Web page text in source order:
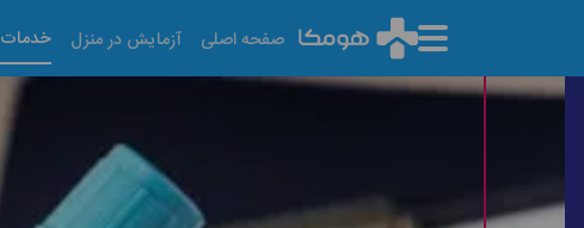
صفحه اصلی آزمایش در منزل خدمات